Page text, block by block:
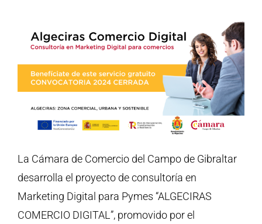
La Cámara de Comercio del Campo de Gibraltar
desarrolla el proyecto de consultoría en
Marketing Digital para Pymes “ALGECIRAS
COMERCIO DIGITAL”, promovido por el